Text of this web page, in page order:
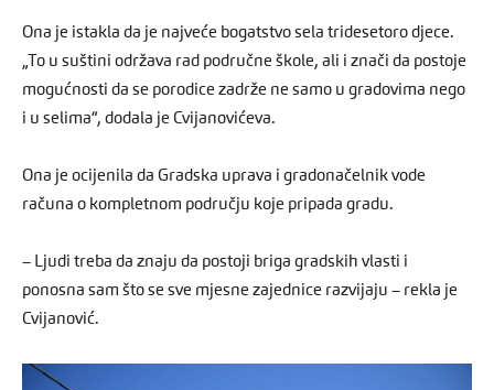
Ona je istakla da je najveće bogatstvo sela tridesetoro djece.
„To u suštini održava rad područne škole, ali i znači da postoje
mogućnosti da se porodice zadrže ne samo u gradovima nego
i u selima“, dodala je Cvijanovićeva.
Ona je ocijenila da Gradska uprava i gradonačelnik vode
računa o kompletnom području koje pripada gradu.
– Ljudi treba da znaju da postoji briga gradskih vlasti i
ponosna sam što se sve mjesne zajednice razvijaju – rekla je
Cvijanović.